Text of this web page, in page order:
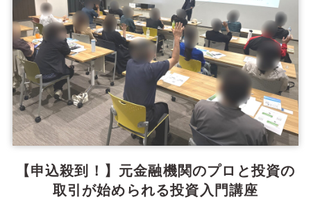
【申込殺到！】元金融機関のプロと投資の
取引が始められる投資入門講座